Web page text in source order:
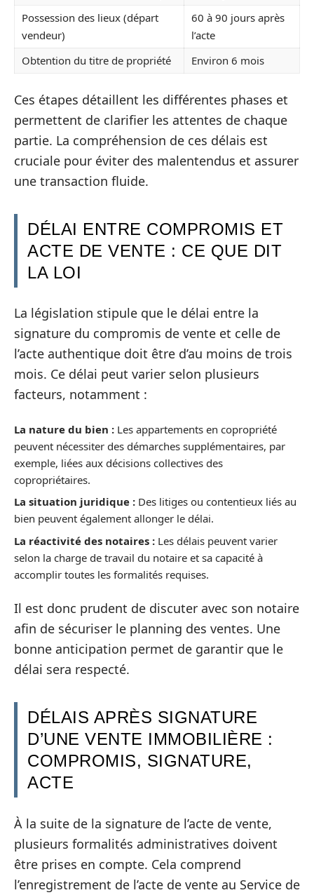
Possession des lieux (départ
vendeur)
60 à 90 jours après
l’acte
Obtention du titre de propriété
Environ 6 mois
Ces étapes détaillent les différentes phases et
permettent de clarifier les attentes de chaque
partie. La compréhension de ces délais est
cruciale pour éviter des malentendus et assurer
une transaction fluide.
DÉLAI ENTRE COMPROMIS ET
ACTE DE VENTE : CE QUE DIT
LA LOI
La législation stipule que le délai entre la
signature du compromis de vente et celle de
l’acte authentique doit être d’au moins de trois
mois. Ce délai peut varier selon plusieurs
facteurs, notamment :
La nature du bien : Les appartements en copropriété
peuvent nécessiter des démarches supplémentaires, par
exemple, liées aux décisions collectives des
copropriétaires.
La situation juridique : Des litiges ou contentieux liés au
bien peuvent également allonger le délai.
La réactivité des notaires : Les délais peuvent varier
selon la charge de travail du notaire et sa capacité à
accomplir toutes les formalités requises.
Il est donc prudent de discuter avec son notaire
afin de sécuriser le planning des ventes. Une
bonne anticipation permet de garantir que le
délai sera respecté.
DÉLAIS APRÈS SIGNATURE
D’UNE VENTE IMMOBILIÈRE :
COMPROMIS, SIGNATURE,
ACTE
À la suite de la signature de l’acte de vente,
plusieurs formalités administratives doivent
être prises en compte. Cela comprend
l’enregistrement de l’acte de vente au Service de